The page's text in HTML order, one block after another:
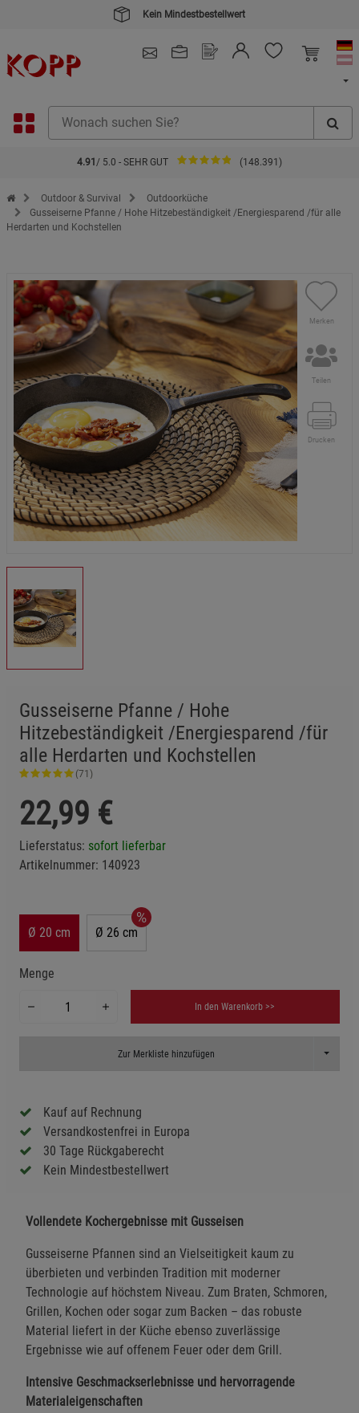
Kein Mindestbestellwert
4.91 / 5.0 - SEHR GUT (148.391)
Zur Startseite des Kopp Verlag Online-Shop
Outdoor & Survival
Outdoorküche
Gusseiserne Pfanne / Hohe Hitzebeständigkeit /Energiesparend /für alle
Herdarten und Kochstellen
Merken
Teilen
Drucken
Gusseiserne Pfanne / Hohe
Hitzebeständigkeit /Energiesparend /für
alle Herdarten und Kochstellen
(71)
22,99 €
Lieferstatus: sofort lieferbar
Artikelnummer: 140923
Ø 20 cm Ø 26 cm
Menge
In den Warenkorb >>
Zur Merkliste hinzufügen Toggle
Kauf auf Rechnung
Versandkostenfrei in Europa
30 Tage Rückgaberecht
Kein Mindestbestellwert
Vollendete Kochergebnisse mit Gusseisen
Gusseiserne Pfannen sind an Vielseitigkeit kaum zu
überbieten und verbinden Tradition mit moderner
Technologie auf höchstem Niveau. Zum Braten, Schmoren,
Grillen, Kochen oder sogar zum Backen – das robuste
Material liefert in der Küche ebenso zuverlässige
Ergebnisse wie auf offenem Feuer oder dem Grill.
Intensive Geschmackserlebnisse und hervorragende
Materialeigenschaften